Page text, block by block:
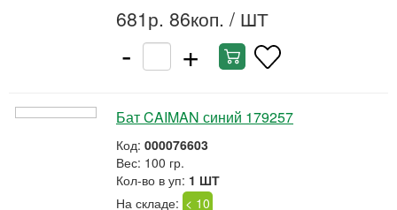
681р. 86коп. / ШТ
- +
Бат CAIMAN синий 179257
Код: 000076603
Вес: 100 гр.
Кол-во в уп: 1 ШТ
На складе: < 10